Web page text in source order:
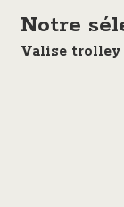
Notre
Valise